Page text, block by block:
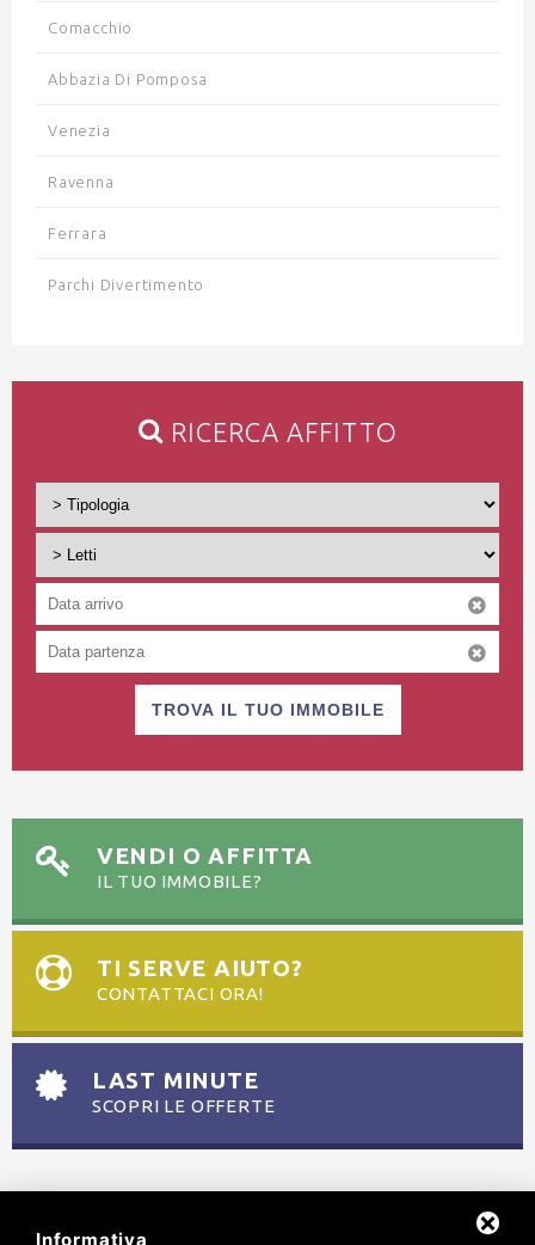
Comacchio
Abbazia Di Pomposa
Venezia
Ravenna
Ferrara
Parchi Divertimento
RICERCA AFFITTO
TROVA IL TUO IMMOBILE
VENDI O AFFITTA
IL TUO IMMOBILE?
TI SERVE AIUTO?
CONTATTACI ORA!
LAST MINUTE
SCOPRI LE OFFERTE
Informativa